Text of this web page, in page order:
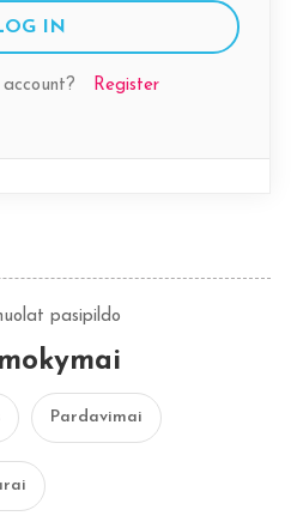
Register
pasipildo
Pardavimai